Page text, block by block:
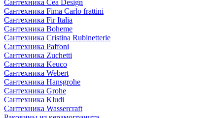
Сантехника Cea Design
Сантехника Fima Carlo frattini
Сантехника Fir Italia
Сантехника Boheme
Сантехника Cristina Rubinetterie
Сантехника Paffoni
Сантехника Zuchetti
Сантехника Keuco
Сантехника Webert
Сантехника Hansgrohe
Сантехника Grohe
Сантехника Kludi
Сантехника Wassercraft